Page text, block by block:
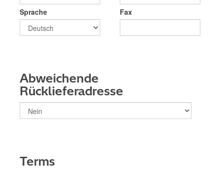
Sprache Fax
Abweichende
Rücklieferadresse
Terms